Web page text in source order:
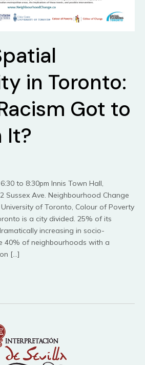
in Toronto:
Got to
It?
to 8:30pm Innis Town Hall,
Sussex Ave. Neighbourhood Change
of Toronto, Colour of Poverty
is a city divided. 25% of its
increasing in socio-
40% of neighbourhoods with a
[…]